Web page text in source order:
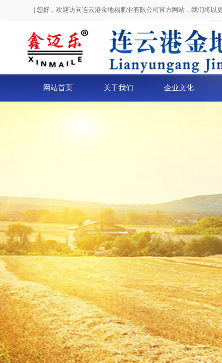
|| 您好，欢迎访问连云港金地福肥业有限公司官方网站，我们将以
网站首页 关于我们 企业文化